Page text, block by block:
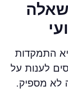
התמקדות
לענות על
לא מספיק.